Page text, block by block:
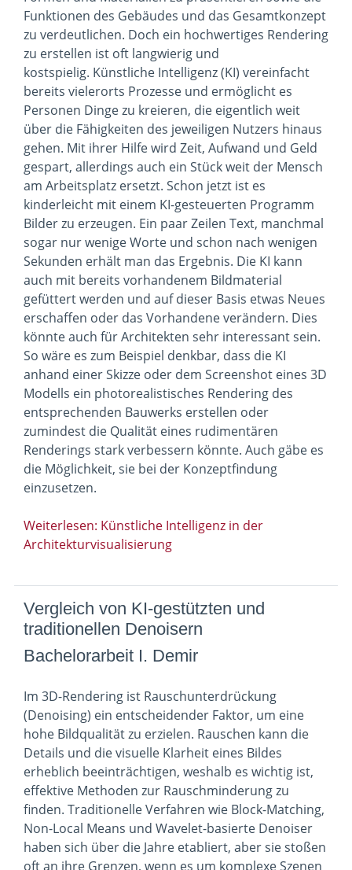
Funktionen des Gebäudes und das Gesamtkonzept
zu verdeutlichen. Doch ein hochwertiges Rendering
zu erstellen ist oft langwierig und
kostspielig. Künstliche Intelligenz (KI) vereinfacht
bereits vielerorts Prozesse und ermöglicht es
Personen Dinge zu kreieren, die eigentlich weit
über die Fähigkeiten des jeweiligen Nutzers hinaus
gehen. Mit ihrer Hilfe wird Zeit, Aufwand und Geld
gespart, allerdings auch ein Stück weit der Mensch
am Arbeitsplatz ersetzt. Schon jetzt ist es
kinderleicht mit einem KI-gesteuerten Programm
Bilder zu erzeugen. Ein paar Zeilen Text, manchmal
sogar nur wenige Worte und schon nach wenigen
Sekunden erhält man das Ergebnis. Die KI kann
auch mit bereits vorhandenem Bildmaterial
gefüttert werden und auf dieser Basis etwas Neues
erschaffen oder das Vorhandene verändern. Dies
könnte auch für Architekten sehr interessant sein.
So wäre es zum Beispiel denkbar, dass die KI
anhand einer Skizze oder dem Screenshot eines 3D
Modells ein photorealistisches Rendering des
entsprechenden Bauwerks erstellen oder
zumindest die Qualität eines rudimentären
Renderings stark verbessern könnte. Auch gäbe es
die Möglichkeit, sie bei der Konzeptfindung
einzusetzen.
Weiterlesen: Künstliche Intelligenz in der
Architekturvisualisierung
Vergleich von KI-gestützten und
traditionellen Denoisern
Bachelorarbeit I. Demir
Im 3D-Rendering ist Rauschunterdrückung
(Denoising) ein entscheidender Faktor, um eine
hohe Bildqualität zu erzielen. Rauschen kann die
Details und die visuelle Klarheit eines Bildes
erheblich beeinträchtigen, weshalb es wichtig ist,
effektive Methoden zur Rauschminderung zu
finden. Traditionelle Verfahren wie Block-Matching,
Non-Local Means und Wavelet-basierte Denoiser
haben sich über die Jahre etabliert, aber sie stoßen
oft an ihre Grenzen, wenn es um komplexe Szenen